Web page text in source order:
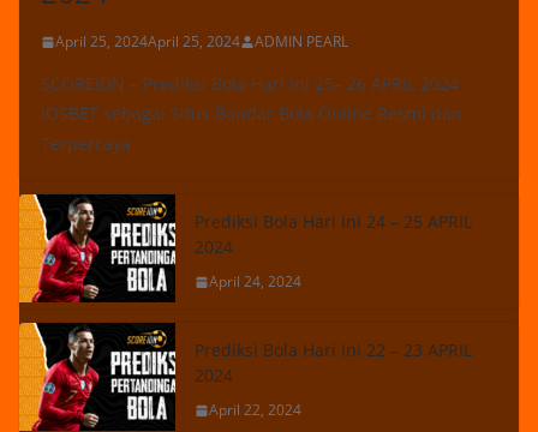
April 25, 2024April 25, 2024 ADMIN PEARL
SCOREIDN – Prediksi Bola Hari Ini 25– 26 APRIL 2024 :
IOSBET sebagai Situs Bandar Bola Online Resmi dan
Terpercaya
Prediksi Bola Hari Ini 24 – 25 APRIL
2024
April 24, 2024
Prediksi Bola Hari Ini 22 – 23 APRIL
2024
April 22, 2024